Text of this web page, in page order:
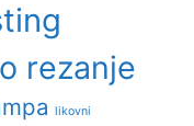
rezanje
likovni